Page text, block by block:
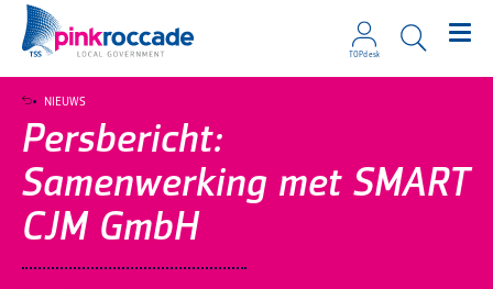
TOPdesk
Persbericht:
Samenwerking met SMART
CJM GmbH
NIEUWS